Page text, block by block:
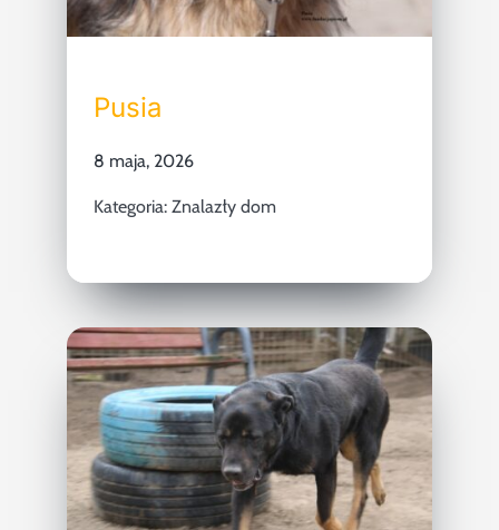
Pusia
8 maja, 2026
Kategoria: Znalazły dom